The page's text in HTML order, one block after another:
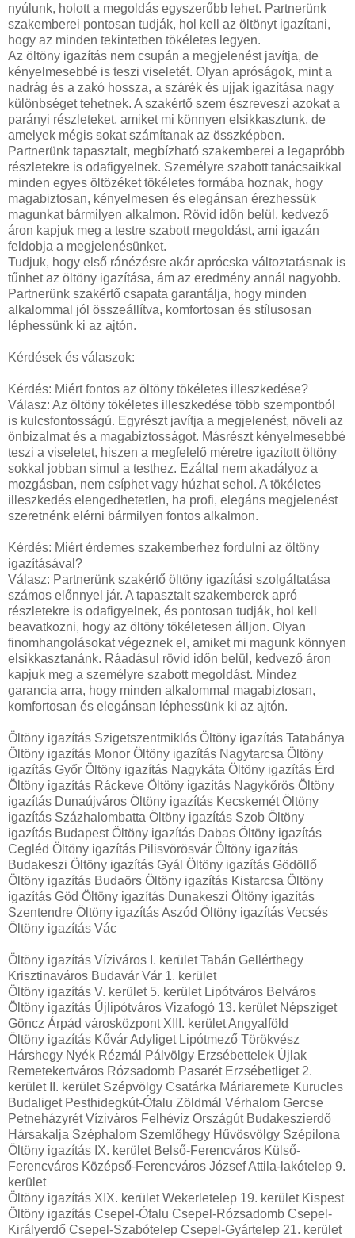
nyúlunk, holott a megoldás egyszerűbb lehet. Partnerünk
szakemberei pontosan tudják, hol kell az öltönyt igazítani,
hogy az minden tekintetben tökéletes legyen.
Az öltöny igazítás nem csupán a megjelenést javítja, de
kényelmesebbé is teszi viseletét. Olyan apróságok, mint a
nadrág és a zakó hossza, a szárék és ujjak igazítása nagy
különbséget tehetnek. A szakértő szem észreveszi azokat a
parányi részleteket, amiket mi könnyen elsikkasztunk, de
amelyek mégis sokat számítanak az összképben.
Partnerünk tapasztalt, megbízható szakemberei a legapróbb
részletekre is odafigyelnek. Személyre szabott tanácsaikkal
minden egyes öltözéket tökéletes formába hoznak, hogy
magabiztosan, kényelmesen és elegánsan érezhessük
magunkat bármilyen alkalmon. Rövid időn belül, kedvező
áron kapjuk meg a testre szabott megoldást, ami igazán
feldobja a megjelenésünket.
Tudjuk, hogy első ránézésre akár aprócska változtatásnak is
tűnhet az öltöny igazítása, ám az eredmény annál nagyobb.
Partnerünk szakértő csapata garantálja, hogy minden
alkalommal jól összeállítva, komfortosan és stílusosan
léphessünk ki az ajtón.
Kérdések és válaszok:
Kérdés: Miért fontos az öltöny tökéletes illeszkedése?
Válasz: Az öltöny tökéletes illeszkedése több szempontból
is kulcsfontosságú. Egyrészt javítja a megjelenést, növeli az
önbizalmat és a magabiztosságot. Másrészt kényelmesebbé
teszi a viseletet, hiszen a megfelelő méretre igazított öltöny
sokkal jobban simul a testhez. Ezáltal nem akadályoz a
mozgásban, nem csíphet vagy húzhat sehol. A tökéletes
illeszkedés elengedhetetlen, ha profi, elegáns megjelenést
szeretnénk elérni bármilyen fontos alkalmon.
Kérdés: Miért érdemes szakemberhez fordulni az öltöny
igazításával?
Válasz: Partnerünk szakértő öltöny igazítási szolgáltatása
számos előnnyel jár. A tapasztalt szakemberek apró
részletekre is odafigyelnek, és pontosan tudják, hol kell
beavatkozni, hogy az öltöny tökéletesen álljon. Olyan
finomhangolásokat végeznek el, amiket mi magunk könnyen
elsikkasztanánk. Ráadásul rövid időn belül, kedvező áron
kapjuk meg a személyre szabott megoldást. Mindez
garancia arra, hogy minden alkalommal magabiztosan,
komfortosan és elegánsan léphessünk ki az ajtón.
Öltöny igazítás Szigetszentmiklós Öltöny igazítás Tatabánya
Öltöny igazítás Monor Öltöny igazítás Nagytarcsa Öltöny
igazítás Győr Öltöny igazítás Nagykáta Öltöny igazítás Érd
Öltöny igazítás Ráckeve Öltöny igazítás Nagykőrös Öltöny
igazítás Dunaújváros Öltöny igazítás Kecskemét Öltöny
igazítás Százhalombatta Öltöny igazítás Szob Öltöny
igazítás Budapest Öltöny igazítás Dabas Öltöny igazítás
Cegléd Öltöny igazítás Pilisvörösvár Öltöny igazítás
Budakeszi Öltöny igazítás Gyál Öltöny igazítás Gödöllő
Öltöny igazítás Budaörs Öltöny igazítás Kistarcsa Öltöny
igazítás Göd Öltöny igazítás Dunakeszi Öltöny igazítás
Szentendre Öltöny igazítás Aszód Öltöny igazítás Vecsés
Öltöny igazítás Vác
Öltöny igazítás Víziváros I. kerület Tabán Gellérthegy
Krisztinaváros Budavár Vár 1. kerület
Öltöny igazítás V. kerület 5. kerület Lipótváros Belváros
Öltöny igazítás Újlipótváros Vizafogó 13. kerület Népsziget
Göncz Árpád városközpont XIII. kerület Angyalföld
Öltöny igazítás Kővár Adyliget Lipótmező Törökvész
Hárshegy Nyék Rézmál Pálvölgy Erzsébettelek Újlak
Remetekertváros Rózsadomb Pasarét Erzsébetliget 2.
kerület II. kerület Szépvölgy Csatárka Máriaremete Kurucles
Budaliget Pesthidegkút-Ófalu Zöldmál Vérhalom Gercse
Petneházyrét Víziváros Felhévíz Országút Budakeszierdő
Hársakalja Széphalom Szemlőhegy Hűvösvölgy Szépilona
Öltöny igazítás IX. kerület Belső-Ferencváros Külső-
Ferencváros Középső-Ferencváros József Attila-lakótelep 9.
kerület
Öltöny igazítás XIX. kerület Wekerletelep 19. kerület Kispest
Öltöny igazítás Csepel-Ófalu Csepel-Rózsadomb Csepel-
Királyerdő Csepel-Szabótelep Csepel-Gyártelep 21. kerület